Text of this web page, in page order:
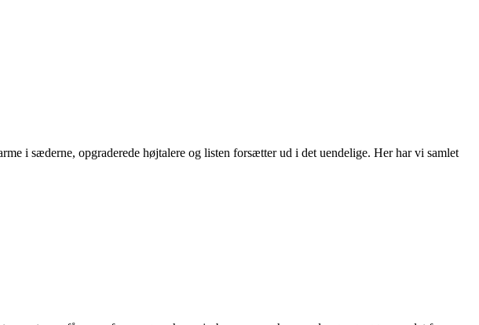
i sæderne, opgraderede højtalere og listen forsætter ud i det uendelige. Her har vi samlet